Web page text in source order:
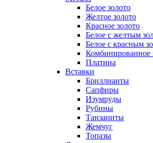
Белое золото
Желтое золото
Красное золото
Белое с желтым
Белое с красным
Комбинированное
Платина
Вставки
Бриллианты
Сапфиры
Изумруды
Рубины
Танзаниты
Жемчуг
Топазы